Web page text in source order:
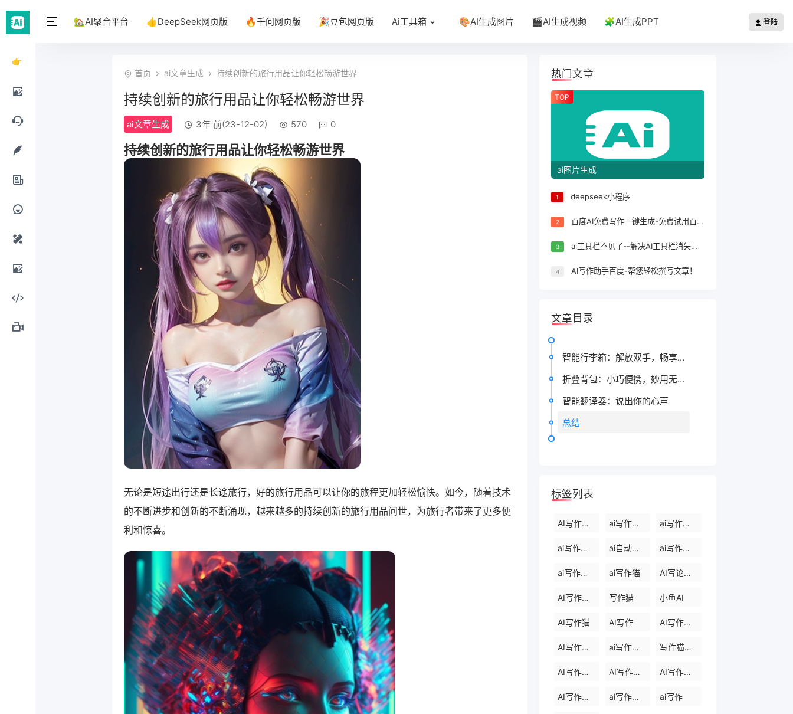
👉
DeepSeek
AI绘
AI聊
AI写
AI办
AI提
AI设
AI图
AI编
🏡AI聚合平台 👍DeepSeek网页版 🔥千问网页版 🎉豆包网页版 Ai工具箱 🎨AI生成图片 🎬AI生成视频 🧩AI生成PPT 登陆
首页 ai文章生成 持续创新的旅行用品让你轻松畅游世界
持续创新的旅行用品让你轻松畅游世界
ai文章生成 3年 前(23-12-02) 570 0
持续创新的旅行用品让你轻松畅游世界
无论是短途出行还是长途旅行，好的旅行用品可以让你的旅程更加轻松愉快。如今，随着技术
的不断进步和创新的不断涌现，越来越多的持续创新的旅行用品问世，为旅行者带来了更多便
利和惊喜。
热门文章
TOP
ai图片生成
1 deepseek小程序
2 百度AI免费写作一键生成-免费试用百度AI写作一键生成，轻松完成文案创作！
3 ai工具栏不见了--解决AI工具栏消失问题的方法
4 AI写作助手百度-帮您轻松撰写文章！
文章目录
智能行李箱：解放双手，畅享旅途
折叠背包：小巧便携，妙用无穷
智能翻译器：说出你的心声
总结
标签列表
AI写作生成器 ai写作软件下载 ai写作免费软件
ai写作软件永久免费版 ai自动写作软件 ai写作生成器
ai写作免费 ai写作猫 AI写论文生成器
AI写作助手 写作猫 小鱼AI
AI写作猫 AI写作 AI写作生成器
AI写作助手 ai写作助手会员 写作猫官网
AI写作助手官网 AI写作助手免费版 AI写作助手那些
AI写作助手原创 ai写作助手网页版 ai写作